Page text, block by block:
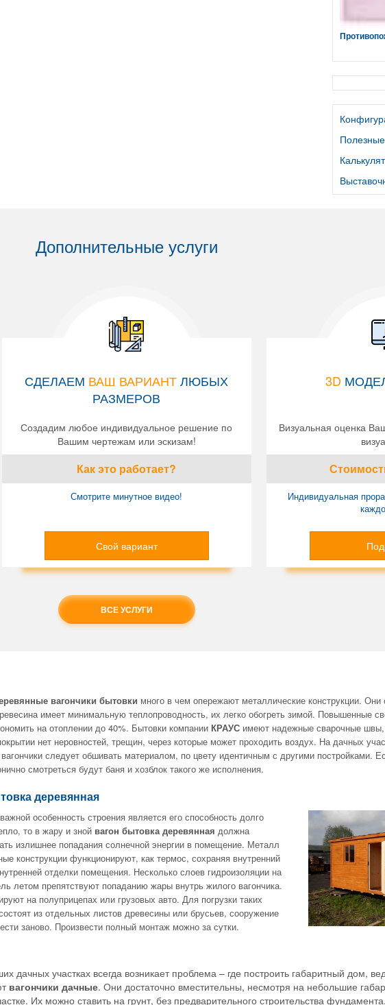
Полезные
Дополнительные услуги
СДЕЛАЕМ ВАШ ВАРИАНТЛЮБЫХ
РАЗМЕРОВ
Создадим любое индивидуальное решение по
Вашим чертежам или эскизам!
Как это работает?
Смотрите минутное видео!
Свой вариант
3D
Визуальная оценка
Индивидуальная
ВСЕ УСЛУГИ
вагончики бытовки много в чем опережают металлические конструкции. Они
имеет минимальную теплопроводность, их легко обогреть зимой. Повышенные
на отоплении до 40%. Бытовки компании КРАУС имеют надежные сварочные
нет неровностей, трещин, через которые может проходить воздух. На дачных
следует обшивать материалом, по цвету идентичным с другими постройками.
смотреться будут баня и хозблок такого же исполнения.
деревянная
особенность строения является его способность долго
то в жару и зной вагон бытовка деревянная должна
излишнее попадания солнечной энергии в помещение. Металл
конструкции функционируют, как термос, сохраняя внутренний
отделки помещения. Несколько слоев гидроизоляции на
летом препятствуют попаданию жары внутрь жилого вагончика.
на полуприцепах или грузовых авто. Для погрузки таких
из отдельных листов древесины или брусьев, сооружение
заново. Произвести полный монтаж можно за сутки.
дачных участках всегда возникает проблема – где построить габаритный дом,
вагончики дачные. Они достаточно вместительны, несмотря на небольшие
Их можно ставить на грунт, без предварительного строительства